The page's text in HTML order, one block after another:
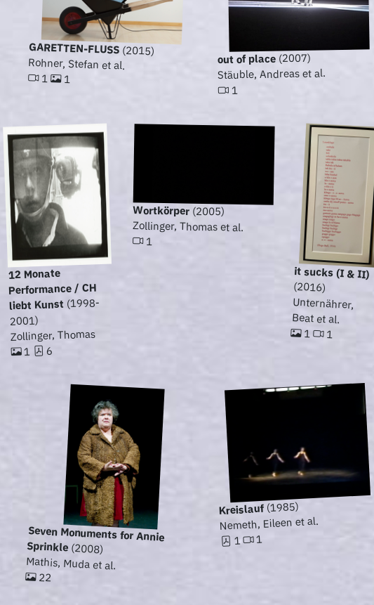
GARETTEN-FLUSS (2015)
Rohner, Stefan et al.
1 1
out of place(2007)
Stäuble, Andreas et al.
1
12 Monate
Performance / CH
liebt Kunst (1998-
2001)
Zollinger, Thomas
1 6
Wortkörper (2005)
Zollinger, Thomas et al.
1
it sucks (I & II)
(2016)
Unternährer,
Beat et al.
1 1
Seven Monuments for Annie
Sprinkle (2008)
Mathis, Muda et al.
22
Kreislauf(1985)
Nemeth, Eileen et al.
1 1